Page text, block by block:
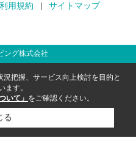
利用規約 サイトマップ
ング株式会社
把握、サービス向上検討を目的と
ます。
いて」 をご確認ください。
る